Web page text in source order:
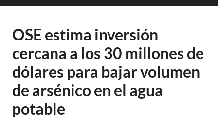
OSE estima inversión
cercana a los 30 millones de
dólares para bajar volumen
de arsénico en el agua
potable